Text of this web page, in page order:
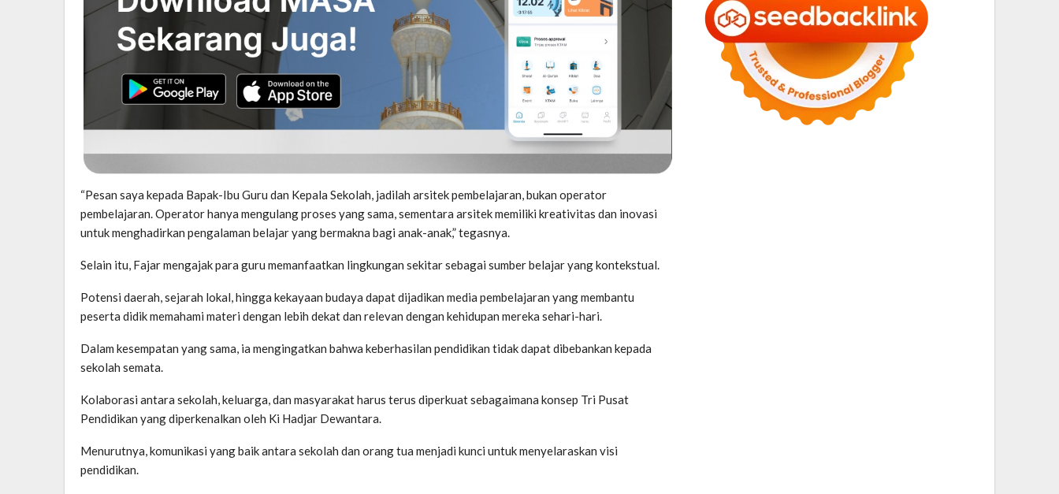
“Pesan saya kepada Bapak-Ibu Guru dan Kepala Sekolah, jadilah arsitek pembelajaran, bukan operator
pembelajaran. Operator hanya mengulang proses yang sama, sementara arsitek memiliki kreativitas dan inovasi
untuk menghadirkan pengalaman belajar yang bermakna bagi anak-anak,” tegasnya.
Selain itu, Fajar mengajak para guru memanfaatkan lingkungan sekitar sebagai sumber belajar yang kontekstual.
Potensi daerah, sejarah lokal, hingga kekayaan budaya dapat dijadikan media pembelajaran yang membantu
peserta didik memahami materi dengan lebih dekat dan relevan dengan kehidupan mereka sehari-hari.
Dalam kesempatan yang sama, ia mengingatkan bahwa keberhasilan pendidikan tidak dapat dibebankan kepada
sekolah semata.
Kolaborasi antara sekolah, keluarga, dan masyarakat harus terus diperkuat sebagaimana konsep Tri Pusat
Pendidikan yang diperkenalkan oleh Ki Hadjar Dewantara.
Menurutnya, komunikasi yang baik antara sekolah dan orang tua menjadi kunci untuk menyelaraskan visi
pendidikan.